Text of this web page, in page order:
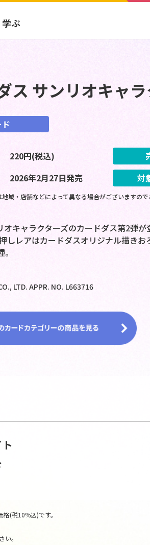
学ぶ
ス サンリオキャ
220円(税込)
2026年2月27日発売 対
域・店舗などによって異なる場合がございますの
オキャラクターズのカードダス第2弾
しレアはカードダスオリジナル描きお
LTD. APPR. NO. L663716
(税10%込)です。
。